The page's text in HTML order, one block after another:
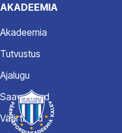
AKADEEMIA
Akadeemia
Tutvustus
Ajalugu
Saavutused
Väärtused